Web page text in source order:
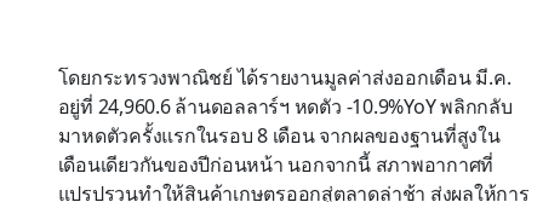
โดยกระทรวงพาณิชย์ ได้รายงานมูลค่าส่งออกเดือน มี.ค.
อยู่ที่ 24,960.6 ล้านดอลลาร์ฯ หดตัว -10.9%YoY พลิกกลับ
มาหดตัวครั้งแรกในรอบ 8 เดือน จากผลของฐานที่สูงใน
เดือนเดียวกันของปีก่อนหน้า นอกจากนี้ สภาพอากาศที่
แปรปรวนทำให้สินค้าเกษตรออกสู่ตลาดล่าช้า ส่งผลให้การ